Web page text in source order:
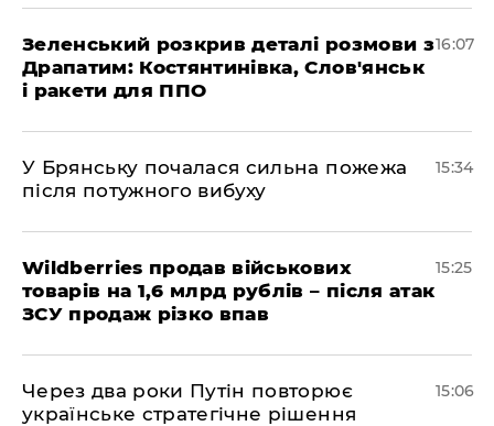
Зеленський розкрив деталі розмови з
Драпатим: Костянтинівка, Слов'янськ
і ракети для ППО
16:07
У Брянську почалася сильна пожежа
після потужного вибуху
15:34
Wildberries продав військових
товарів на 1,6 млрд рублів – після атак
ЗСУ продаж різко впав
15:25
Через два роки Путін повторює
українське стратегічне рішення
15:06